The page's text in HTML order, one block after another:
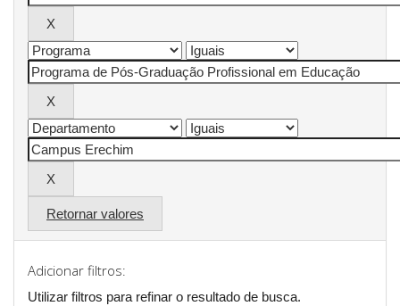
Retornar valores
Adicionar filtros:
Utilizar filtros para refinar o resultado de busca.